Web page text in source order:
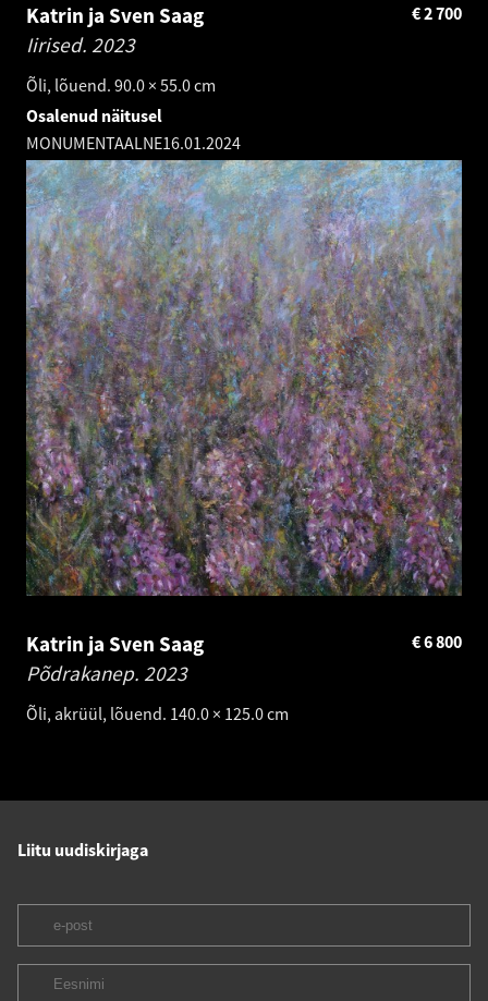
Katrin ja Sven Saag
Iirised. 2023
Õli, lõuend. 90.0 × 55.0 cm
2 700
€
Osalenud näitusel
MONUMENTAALNE16.01.2024
Katrin ja Sven Saag
Põdrakanep. 2023
Õli, akrüül, lõuend. 140.0 × 125.0 cm
6 800
€
Liitu uudiskirjaga